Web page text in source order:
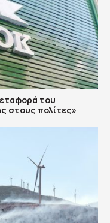
του
στους πολίτες»